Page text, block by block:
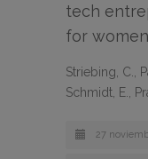
tech
for women
Striebing, C.,
Schmidt, E.,
27